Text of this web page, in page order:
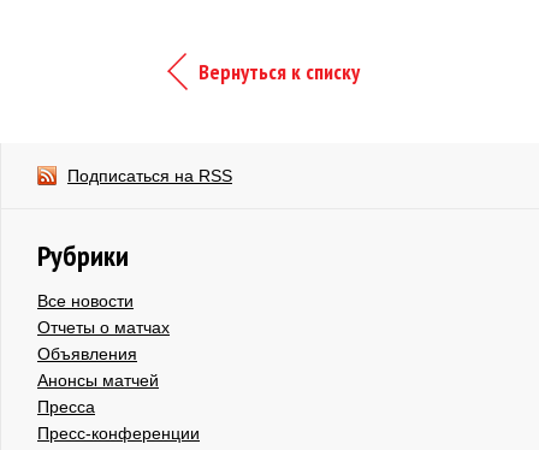
Вернуться к списку
Подписаться на RSS
Рубрики
Все новости
Отчеты о матчах
Объявления
Анонсы матчей
Пресса
Пресс-конференции